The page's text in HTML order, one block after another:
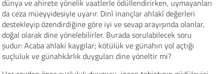
dünya ve ahirete yönelik vaatlerle ödüllendirirken, uymayanları
da ceza müeyyidesiyle uyarır. Dinî inançlar ahlakî değerleri
destekleyip özendirdiğine göre iyi ve sevap arayışında olanlar,
doğal olarak dine yönelebilirler. Burada sorulabilecek soru
şudur: Acaba ahlaki kaygılar; kötülük ve günahın yol açtığı
suçluluk ve günahkârlık duyguları dine yöneltir mi?